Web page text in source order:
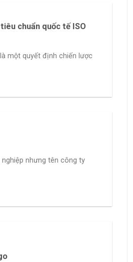
chuẩn quốc tế ISO
một quyết định chiến lược
nhưng tên công ty